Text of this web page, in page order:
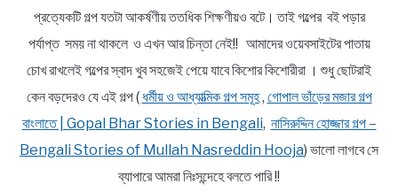
প্রত্যেকটি গল্প যতটা আকর্ষণীয় ততধিক শিক্ষণীয়ও বটে। তাই গল্পের বই পড়ার
পর্যাপ্ত সময় না থাকলে ও এখন আর চিন্তা নেই!! আমাদের ওয়েবসাইটের পাতায়
চোখ রাখলেই গল্পের স্বাদ খুব সহজেই পেয়ে যাবে কিশোর কিশোরীরা । শুধু ছোটরাই
কেন বড়দেরও যে এই গল্প ( ধর্মীয় ও আধ্যাত্মিক গল্প সমূহ, গোপাল ভাঁড়ের মজার গল্প
বাংলাতে | Gopal Bhar Stories in Bengali, নাসিরুদ্দিন হোজ্জার গল্প –
Bengali Stories of Mullah Nasreddin Hooja) ভালো লাগবে সে
ব্যাপারে আমরা নিঃসন্দেহে বলতে পারি !!